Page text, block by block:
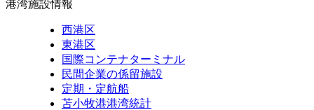
港湾施設情報
西港区
東港区
国際コンテナターミナル
民間企業の係留施設
定期・定航船
苫小牧港港湾統計